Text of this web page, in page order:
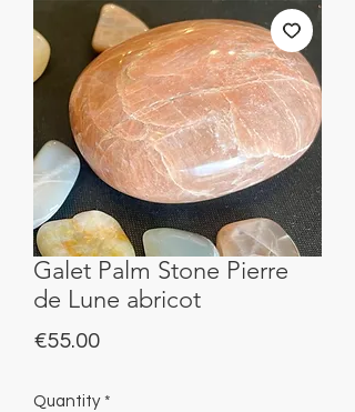
Galet Palm Stone Pierre
de Lune abricot
€55.00Price
Quantity *